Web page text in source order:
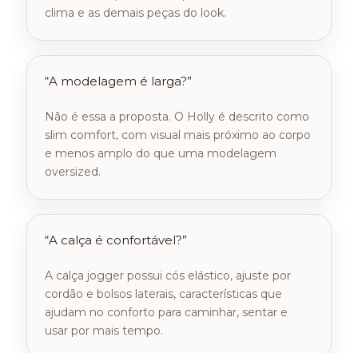
clima e as demais peças do look.
“A modelagem é larga?”
Não é essa a proposta. O Holly é descrito como
slim comfort, com visual mais próximo ao corpo
e menos amplo do que uma modelagem
oversized.
“A calça é confortável?”
A calça jogger possui cós elástico, ajuste por
cordão e bolsos laterais, características que
ajudam no conforto para caminhar, sentar e
usar por mais tempo.